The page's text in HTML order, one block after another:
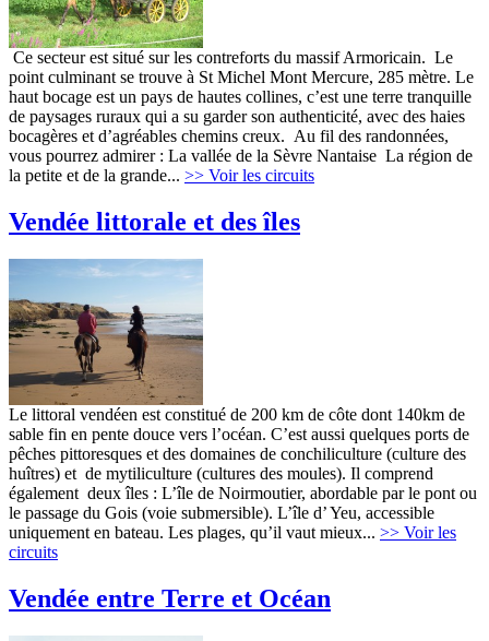
Ce secteur est situé sur les contreforts du massif Armoricain. Le
point culminant se trouve à St Michel Mont Mercure, 285 mètre. Le
haut bocage est un pays de hautes collines, c’est une terre tranquille
de paysages ruraux qui a su garder son authenticité, avec des haies
bocagères et d’agréables chemins creux. Au fil des randonnées,
vous pourrez admirer : La vallée de la Sèvre Nantaise La région de
la petite et de la grande... >> Voir les circuits
Vendée littorale et des îles
Le littoral vendéen est constitué de 200 km de côte dont 140km de
sable fin en pente douce vers l’océan. C’est aussi quelques ports de
pêches pittoresques et des domaines de conchiliculture (culture des
huîtres) et de mytiliculture (cultures des moules). Il comprend
également deux îles : L’île de Noirmoutier, abordable par le pont ou
le passage du Gois (voie submersible). L’île d’ Yeu, accessible
uniquement en bateau. Les plages, qu’il vaut mieux... >> Voir les
circuits
Vendée entre Terre et Océan